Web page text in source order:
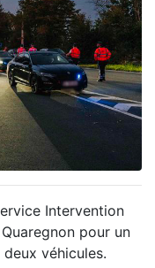
Intervention
pour un
véhicules.